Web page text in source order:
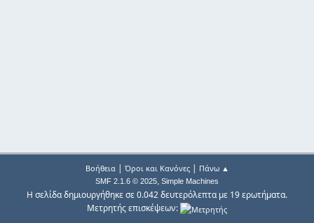
Βοήθεια| Όροι και Κανόνες| Πάνω ▲
SMF 2.1.6 © 2025, Simple Machines
Η σελίδα δημιουργήθηκε σε 0.042 δευτερόλεπτα με 19 ερωτήματα.
Μετρητής επισκέψεων: